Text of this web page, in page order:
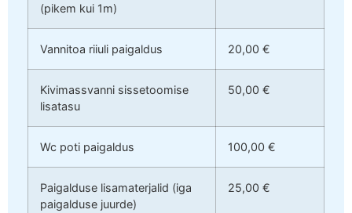
(pikem kui 1m)
Vannitoa riiuli paigaldus 20,00 €
Kivimassvanni sissetoomise
lisatasu
50,00 €
Wc poti paigaldus 100,00 €
Paigalduse lisamaterjalid (iga
paigalduse juurde)
25,00 €